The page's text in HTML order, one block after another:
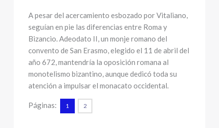
A pesar del acercamiento esbozado por Vitaliano,
seguían en pie las diferencias entre Roma y
Bizancio. Adeodato II, un monje romano del
convento de San Erasmo, elegido el 11 de abril del
año 672, mantendría la oposición romana al
monotelismo bizantino, aunque dedicó toda su
atención a impulsar el monacato occidental.
Páginas: 1 2